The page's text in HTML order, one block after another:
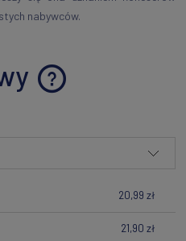
nabywców.
płatności
20,99 zł
21,90 zł